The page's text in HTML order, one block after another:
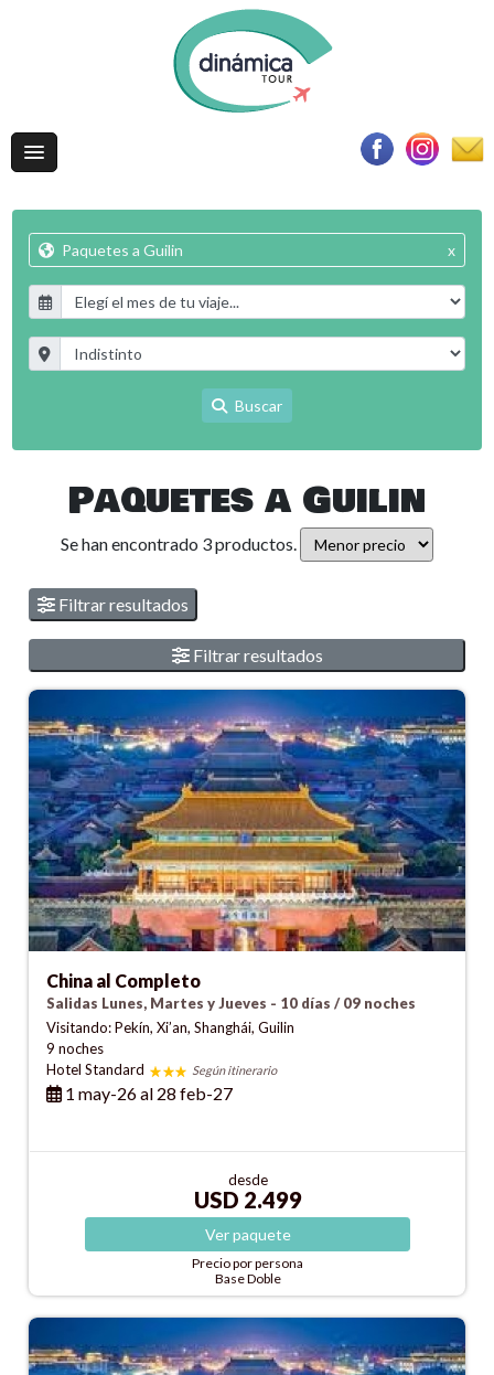
Paquetes a Guilin x
Buscar
Paquetes a Guilin
Se han encontrado 3 productos.
Filtrar resultados
Filtrar resultados
China al Completo
Salidas Lunes, Martes y Jueves - 10 días / 09 noches
Visitando: Pekín, Xi’an, Shanghái, Guilin
9 noches
Hotel Standard
Según itinerario
1 may-26 al 28 feb-27
desde
USD 2.499
Verpaquete
Precio por persona
Base Doble